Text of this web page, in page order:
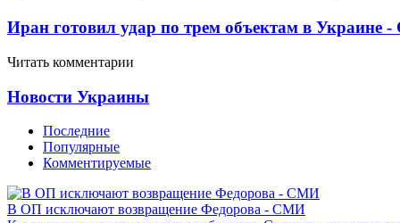
Иран готовил удар по трем объектам в Украине
Читать комментарии
Новости Украины
Последние
Популярные
Комментируемые
В ОП исключают возвращение Федорова - СМИ